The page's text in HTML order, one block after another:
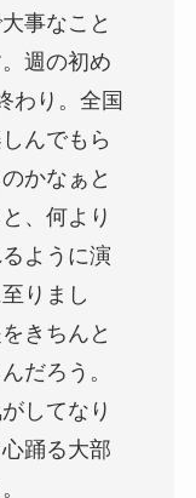
事なこと
週の初め
わり。全国
んでもら
かなぁと
、何より
ように演
りまし
きちんと
だろう。
してなり
踊る大部